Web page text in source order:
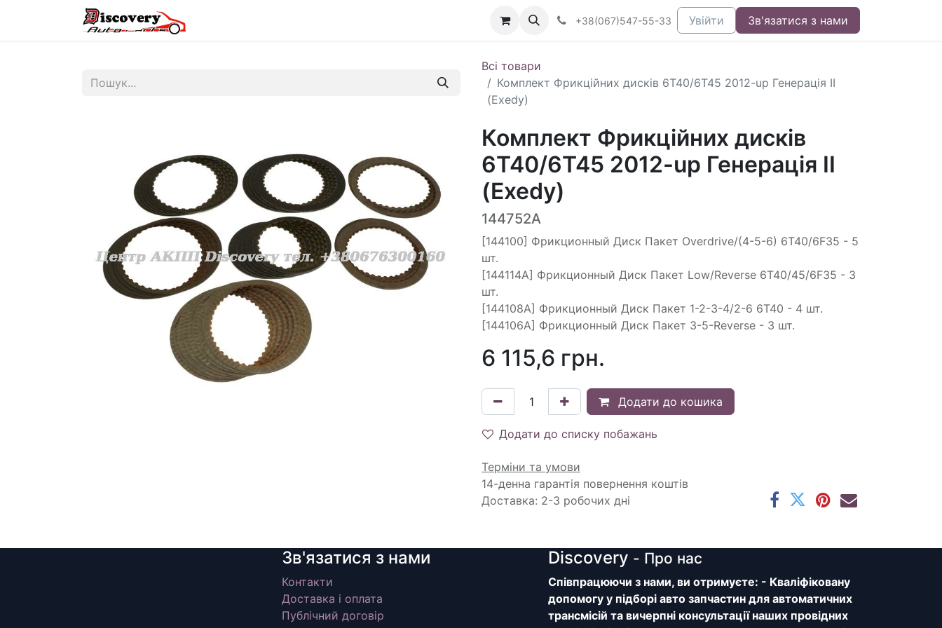
+38(067)547-55-33 Увійти Зв'язатися з нами
Всі товари
Комплект Фрикційних дисків 6T40/6T45 2012-up Генерація II
(Exedy)
Комплект Фрикційних дисків
6T40/6T45 2012-up Генерація II
(Exedy)
144752A
[144100] Фрикционный Диск Пакет Overdrive/(4-5-6) 6T40/6F35 - 5
шт.
[144114A] Фрикционный Диск Пакет Low/Reverse 6T40/45/6F35 - 3
шт.
[144108A] Фрикционный Диск Пакет 1-2-3-4/2-6 6T40 - 4 шт.
[144106A] Фрикционный Диск Пакет 3-5-Reverse - 3 шт.
6 115,6 грн.
Додати до кошика
Додати до списку побажань
Терміни та умови
14-денна гарантія повернення коштів
Доставка: 2-3 робочих дні
Зв'язатися з нами
Контакти
Доставка і оплата
Публічний договір
Discovery - Про нас
Співпрацюючи з нами, ви отримуєте: - Кваліфіковану
допомогу у підборі авто запчастин для автоматичних
трансмісій та вичерпні консультації наших провідних